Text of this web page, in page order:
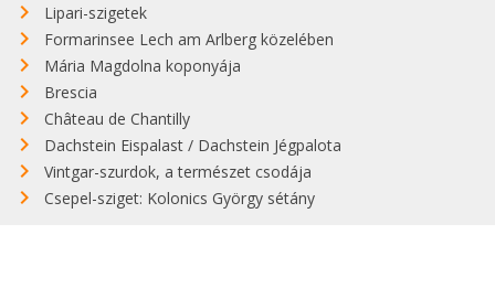
Lipari-szigetek
Formarinsee Lech am Arlberg közelében
Mária Magdolna koponyája
Brescia
Château de Chantilly
Dachstein Eispalast / Dachstein Jégpalota
Vintgar-szurdok, a természet csodája
Csepel-sziget: Kolonics György sétány